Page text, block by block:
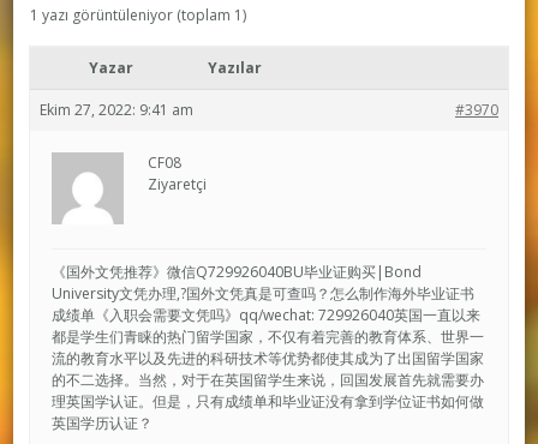
1 yazı görüntüleniyor (toplam 1)
Yazar Yazılar
Ekim 27, 2022: 9:41 am #3970
CF08
Ziyaretçi
《国外文凭推荐》微信Q729926040BU毕业证购买|Bond
University文凭办理,?国外文凭真是可查吗？怎么制作海外毕业证书
成绩单《入职会需要文凭吗》qq/wechat: 729926040英国一直以来
都是学生们青睐的热门留学国家，不仅有着完善的教育体系、世界一
流的教育水平以及先进的科研技术等优势都使其成为了出国留学国家
的不二选择。当然，对于在英国留学生来说，回国发展首先就需要办
理英国学认证。但是，只有成绩单和毕业证没有拿到学位证书如何做
英国学历认证？